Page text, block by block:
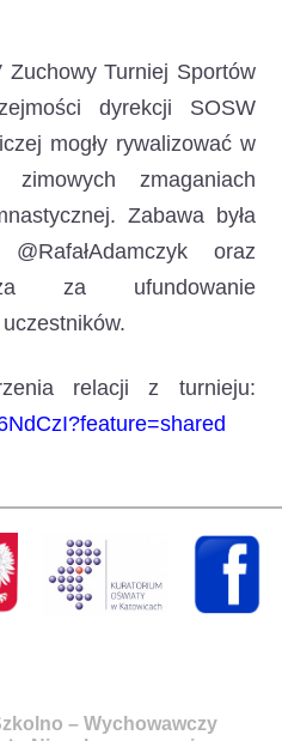
Zuchowy Turniej Sportów
dyrekcji SOSW
mogły rywalizować w
zmaganiach
Zabawa była
oraz
za ufundowanie
relacji z turnieju:
– Wychowawczy